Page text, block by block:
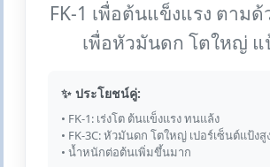
FK-1 เพื่อต้นแข็งแรง ตามด้
เพื่อหัวมันดก โตใหญ่ แ
✨ ประโยชน์คู่:
• FK-1: เร่งโต ต้นแข็งแรง ทนแล้ง
• FK-3C: หัวมันดก โตใหญ่ เปอร์เซ็นต์แป้งสู
• น้ำหนักต่อต้นเพิ่มขึ้นมาก